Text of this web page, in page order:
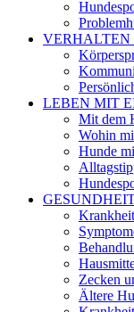
VERHALTEN
LEBEN MIT
Mit dem
Wohin
Hunde
Zecken
Ältere